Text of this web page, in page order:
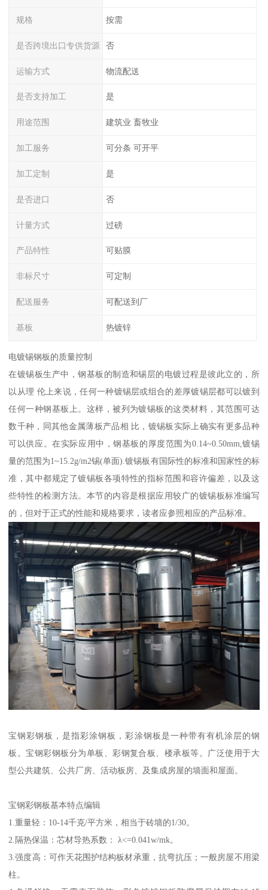
规格 按需
是否跨境出口专供货源 否
运输方式 物流配送
是否支持加工 是
用途范围 建筑业 畜牧业
加工服务 可分条 可开平
加工定制 是
是否进口 否
计量方式 过磅
产品特性 可贴膜
非标尺寸 可定制
配送服务 可配送到厂
基板 热镀锌
电镀锡钢板的质量控制
在镀锡板生产中，钢基板的制造和锡层的电镀过程是彼此立的，所
以从理 伦上来说，任何一种镀锡层或组合的差厚镀锡层都可以镀到
任何一种钢基板上。这样，被列为镀锡板的这类材料，其范围可达
数千种，同其他金属薄板产品相 比，镀锡板实际上确实有更多品种
可以供应。在实际应用中，钢基板的厚度范围为0.14~0.50mm,镀锡
量的范围为1~15.2g/m2锡(单面).镀锡板有国际性的标准和国家性的标
准，其中都规定了镀锡板各项特性的指标范围和容许偏差，以及这
些特性的检测方法。本节的内容是根据应用较广的镀锡板标准编写
的，但对于正式的性能和规格要求，读者应参照相应的产品标准。
宝钢彩钢板，是指彩涂钢板，彩涂钢板是一种带有有机涂层的钢
板。宝钢彩钢板分为单板、彩钢复合板、楼承板等。广泛使用于大
型公共建筑、公共厂房、活动板房、及集成房屋的墙面和屋面。
宝钢彩钢板基本特点编辑
1.重量轻：10-14千克/平方米，相当于砖墙的1/30。
2.隔热保温：芯材导热系数： λ<=0.041w/mk。
3.强度高：可作天花围护结构板材承重，抗弯抗压；一般房屋不用梁
柱。